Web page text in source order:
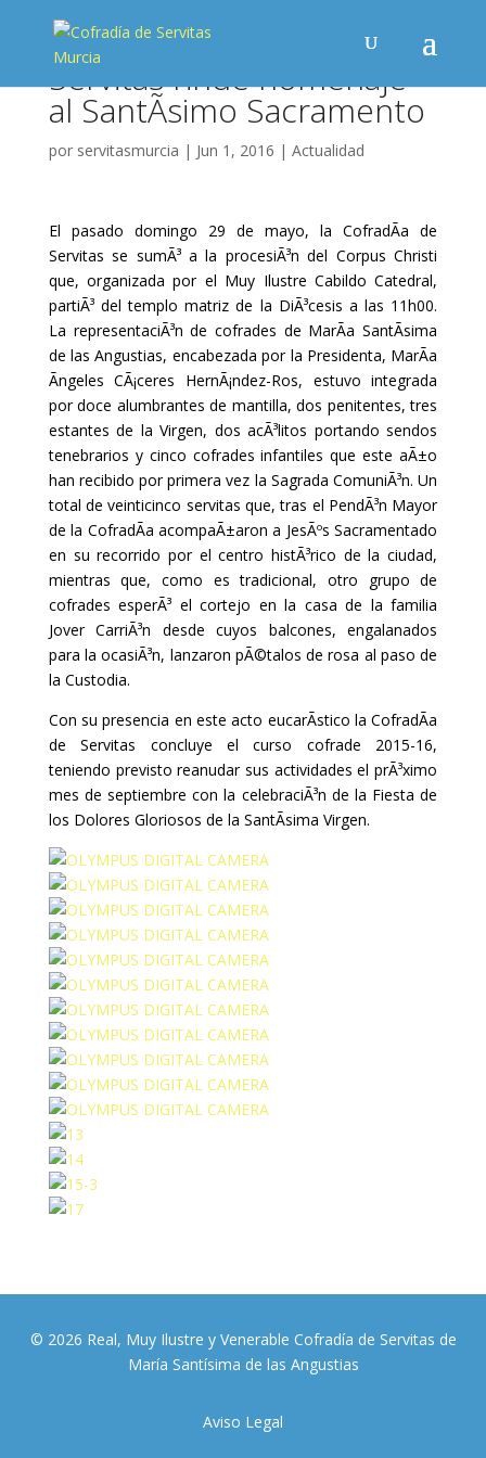
Servitas rinde homenaje
al SantÃ­simo Sacramento
por servitasmurcia | Jun 1, 2016 | Actualidad
El pasado domingo 29 de mayo, la CofradÃ­a de
Servitas se sumÃ³ a la procesiÃ³n del Corpus Christi
que, organizada por el Muy Ilustre Cabildo Catedral,
partiÃ³ del templo matriz de la DiÃ³cesis a las 11h00.
La representaciÃ³n de cofrades de MarÃ­a SantÃ­sima
de las Angustias, encabezada por la Presidenta, MarÃ­a
Ãngeles CÃ¡ceres HernÃ¡ndez-Ros, estuvo integrada
por doce alumbrantes de mantilla, dos penitentes, tres
estantes de la Virgen, dos acÃ³litos portando sendos
tenebrarios y cinco cofrades infantiles que este aÃ±o
han recibido por primera vez la Sagrada ComuniÃ³n. Un
total de veinticinco servitas que, tras el PendÃ³n Mayor
de la CofradÃ­a acompaÃ±aron a JesÃºs Sacramentado
en su recorrido por el centro histÃ³rico de la ciudad,
mientras que, como es tradicional, otro grupo de
cofrades esperÃ³ el cortejo en la casa de la familia
Jover CarriÃ³n desde cuyos balcones, engalanados
para la ocasiÃ³n, lanzaron pÃ©talos de rosa al paso de
la Custodia.
Con su presencia en este acto eucarÃ­stico la CofradÃ­a
de Servitas concluye el curso cofrade 2015-16,
teniendo previsto reanudar sus actividades el prÃ³ximo
mes de septiembre con la celebraciÃ³n de la Fiesta de
los Dolores Gloriosos de la SantÃ­sima Virgen.
© 2026 Real, Muy Ilustre y Venerable Cofradía de Servitas de
María Santísima de las Angustias
Aviso Legal